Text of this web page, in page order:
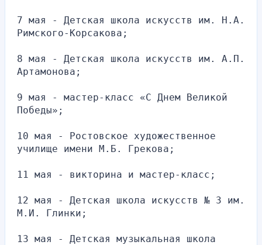
7 мая - Детская школа искусств им. Н.А.
Римского-Корсакова;
8 мая - Детская школа искусств им. А.П.
Артамонова;
9 мая - мастер-класс «С Днем Великой
Победы»;
10 мая - Ростовское художественное
училище имени М.Б. Грекова;
11 мая - викторина и мастер-класс;
12 мая - Детская школа искусств № 3 им.
М.И. Глинки;
13 мая - Детская музыкальная школа